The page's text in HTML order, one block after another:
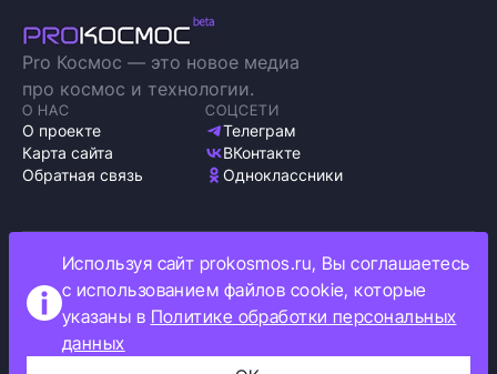
Pro Космос — это новое медиа
про космос и технологии.
О НАС
О проекте
Карта сайта
Обратная связь
СОЦСЕТИ
Телеграм
ВКонтакте
Одноклассники
Политика обработки персональных данных
Как мы используем cookie
Информация об ограничениях
Используя сайт prokosmos.ru, Вы соглашаетесь
с использованием файлов cookie, которые
указаны в Политике обработки персональных
данных